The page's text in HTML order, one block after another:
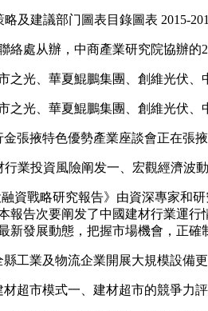
建議部门圖表目錄圖表 2015-
从辦，中商產業研究院協辦的
光、華夏鯤鵬集團、創維光伏、
光、華夏鯤鵬集團、創維光伏、
掖特色優勢產業座談會正在張掖
業投資風險阐发一、宏觀經濟波動
戰略研究報告》由資深專家和
告次要阐发了中國建材行業運
發展動態，把握市場機會，正確
業及物流企業開展大規模設備更
市模式一、建材超市的競爭力評